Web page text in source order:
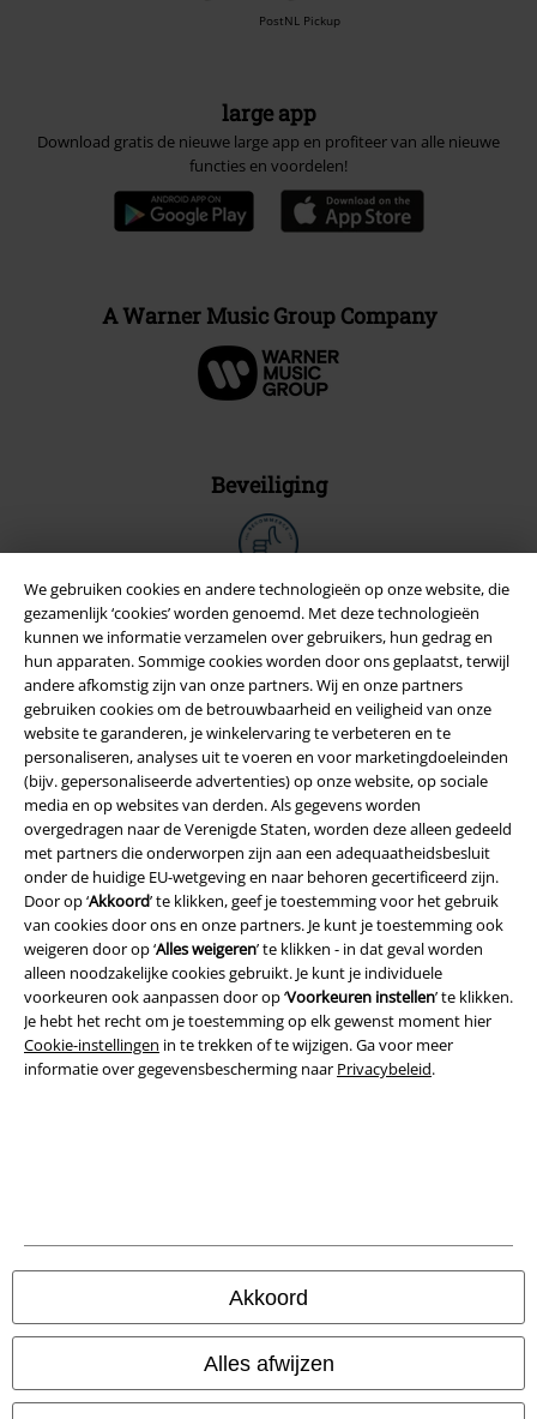
We gebruiken cookies en andere technologieën op onze website, die
gezamenlijk ‘cookies’ worden genoemd. Met deze technologieën
kunnen we informatie verzamelen over gebruikers, hun gedrag en
hun apparaten. Sommige cookies worden door ons geplaatst, terwijl
andere afkomstig zijn van onze partners. Wij en onze partners
gebruiken cookies om de betrouwbaarheid en veiligheid van onze
website te garanderen, je winkelervaring te verbeteren en te
personaliseren, analyses uit te voeren en voor marketingdoeleinden
(bijv. gepersonaliseerde advertenties) op onze website, op sociale
media en op websites van derden. Als gegevens worden
overgedragen naar de Verenigde Staten, worden deze alleen gedeeld
met partners die onderworpen zijn aan een adequaatheidsbesluit
onder de huidige EU-wetgeving en naar behoren gecertificeerd zijn.
Door op ‘Akkoord’ te klikken, geef je toestemming voor het gebruik
van cookies door ons en onze partners. Je kunt je toestemming ook
weigeren door op ‘Alles weigeren’ te klikken - in dat geval worden
alleen noodzakelijke cookies gebruikt. Je kunt je individuele
voorkeuren ook aanpassen door op ‘Voorkeuren instellen’ te klikken.
Je hebt het recht om je toestemming op elk gewenst moment hier
Cookie-instellingen in te trekken of te wijzigen. Ga voor meer
informatie over gegevensbescherming naar Privacybeleid.
Akkoord
Alles afwijzen
PostNL Pickup
large app
Download gratis de nieuwe large app en profiteer van alle nieuwe
functies en voordelen!
A Warner Music Group Company
Beveiliging
Legal
Algemene Voorwaarden
Bedrijfsgegevens
Privacyverklaring
Verklaring van conformiteit
© 1986-2026 Large Popmerchandising BV